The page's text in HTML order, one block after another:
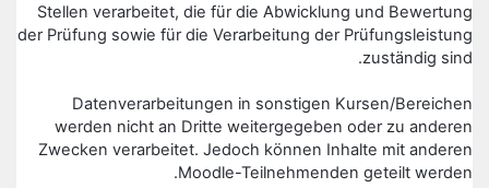
Stellen verarbeitet, die für die Abwicklung und Bewertung
der Prüfung sowie für die Verarbeitung der Prüfungsleistung
zuständig sind.
Datenverarbeitungen in sonstigen Kursen/Bereichen
werden nicht an Dritte weitergegeben oder zu anderen
Zwecken verarbeitet. Jedoch können Inhalte mit anderen
Moodle-Teilnehmenden geteilt werden.